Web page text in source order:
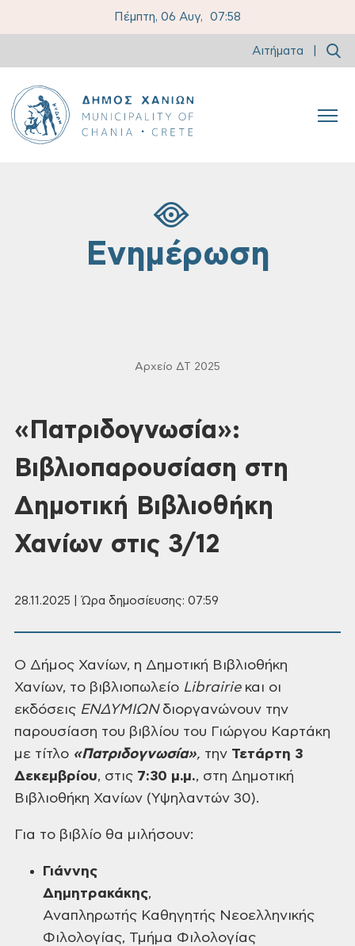
Πέμπτη, 06 Αυγ, 07:58
Αιτήματα
Ενημέρωση
Αρχείο ΔΤ 2025
«Πατριδογνωσία»:
Βιβλιοπαρουσίαση στη
Δημοτική Βιβλιοθήκη
Χανίων στις 3/12
28.11.2025 | Ώρα δημοσίευσης: 07:59
Ο Δήμος Χανίων, η Δημοτική Βιβλιοθήκη
Χανίων, το βιβλιοπωλείο Librairieκαι οι
εκδόσεις ΕΝΔΥΜΙΩΝδιοργανώνουν την
παρουσίαση του βιβλίου του Γιώργου Καρτάκη
με τίτλο «Πατριδογνωσία», την Τετάρτη 3
Δεκεμβρίου, στις 7:30 μ.μ., στη Δημοτική
Βιβλιοθήκη Χανίων (Υψηλαντών 30).
Για το βιβλίο θα μιλήσουν:
Γιάννης
Δημητρακάκης,
Αναπληρωτής Καθηγητής Νεοελληνικής
Φιλολογίας, Τμήμα Φιλολογίας